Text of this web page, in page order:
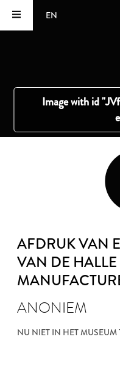
EN
AFDRUK VAN
VAN DE
ANONIEM
NU NIET IN HET MUSEUM